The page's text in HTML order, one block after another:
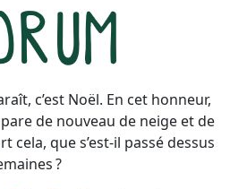
c’est Noël. En cet honneur,
de nouveau de neige et de
cela, que s’est-il passé dessus
?